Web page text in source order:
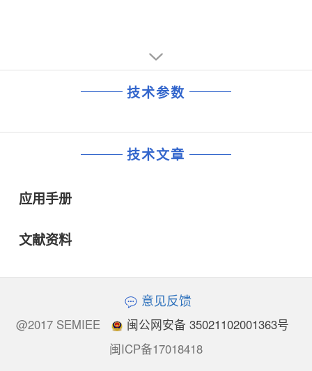
技术参数
技术文章
应用手册
文献资料
意见反馈
@2017 SEMIEE
闽公网安备 35021102001363号
闽ICP备17018418